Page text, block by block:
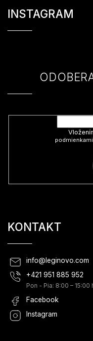
INSTAGRAM
KONTAKT
info@ leginovo.com
+421 951 885 952
Pon - Pia: 8:00 – 15:00
Facebook
Instagram